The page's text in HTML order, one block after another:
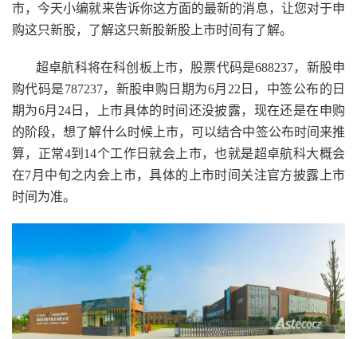
市，今天小编就来告诉你这方面的最新的消息，让您对于申
购这只新股，了解这只新股新股上市时间有了解。
超卓航科将在科创板上市，股票代码是688237，新股申
购代码是787237，新股申购日期为6月22日，中签公布的日
期为6月24日，上市具体的时间还没披露，现在还是在申购
的阶段，想了解什么时候上市，可以结合中签公布时间来推
算，正常4到14个工作日就会上市，也就是超卓航科大概会
在7月中旬之内会上市，具体的上市时间关注官方披露上市
时间为准。